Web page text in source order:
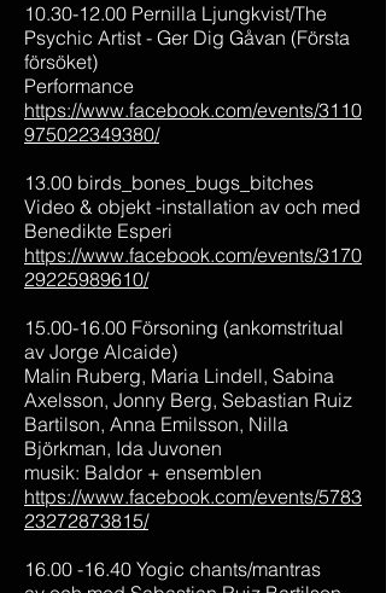
10.30-12.00 Pernilla Ljungkvist/The
Psychic Artist - Ger Dig Gåvan (Första
försöket)
Performance
https://www.facebook.com/events/3110
975022349380/
13.00 birds_bones_bugs_bitches
Video & objekt -installation av och med
Benedikte Esperi
https://www.facebook.com/events/3170
29225989610/
15.00-16.00 Försoning (ankomstritual
av Jorge Alcaide)
Malin Ruberg, Maria Lindell, Sabina
Axelsson, Jonny Berg, Sebastian Ruiz
Bartilson, Anna Emilsson, Nilla
Björkman, Ida Juvonen
musik: Baldor + ensemblen
https://www.facebook.com/events/5783
23272873815/
16.00 -16.40 Yogic chants/mantras